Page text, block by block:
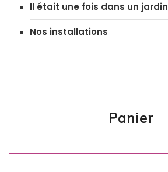
Il était une fois dans un jardin
Nos installations
Panier